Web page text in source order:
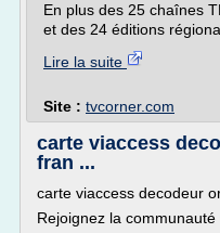
En plus des 25 chaînes
et des 24 éditions
Lire la suite
Site : tvcorner.com
carte viaccess
fran ...
carte viaccess decodeur
Rejoignez la